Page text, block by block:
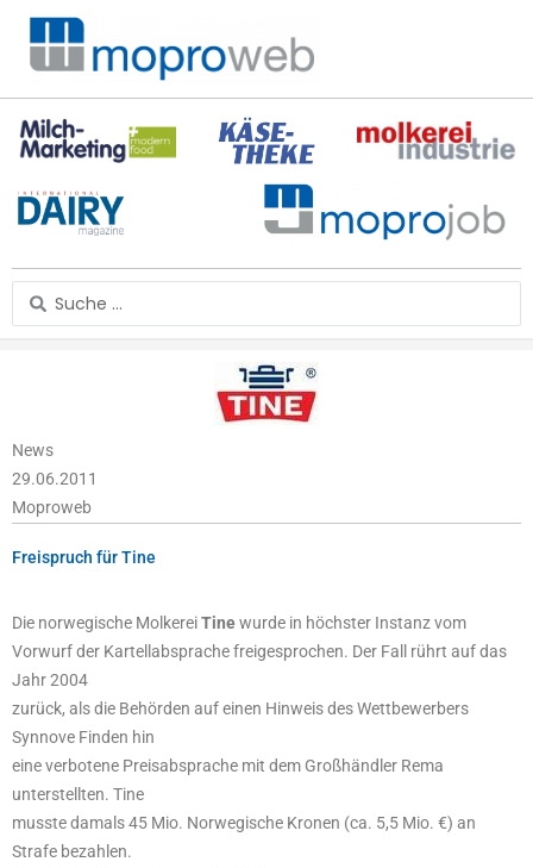
Zum
Inhalt
springen
Search
...
News
29.06.2011
Moproweb
Freispruch für Tine
Die norwegische MolkereiTinewurde in höchster Instanz vom
Vorwurf der Kartellabsprache freigesprochen. Der Fall rührt auf das
Jahr 2004
zurück, als die Behörden auf einen Hinweis des Wettbewerbers
Synnove Finden hin
eine verbotene Preisabsprache mit dem Großhändler Rema
unterstellten. Tine
musste damals 45 Mio. Norwegische Kronen (ca. 5,5 Mio. €) an
Strafe bezahlen.